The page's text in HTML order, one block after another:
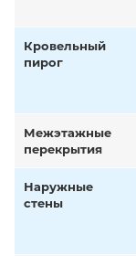
Кровельный
пирог
Межэтажные
перекрытия
Наружные
стены